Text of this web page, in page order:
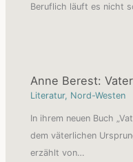
Beruflich läuft es nicht
Anne Berest:
Literatur, Nord-Westen
In ihrem neuen Buch
dem väterlichen
erzählt von…